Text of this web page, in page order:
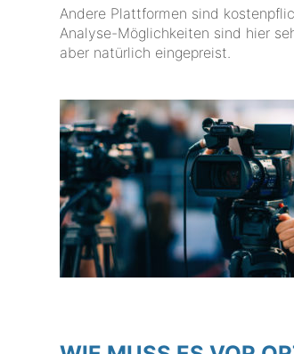
Andere Plattformen sind
Analyse-Möglichkeiten sind hier
aber natürlich eingepreist.